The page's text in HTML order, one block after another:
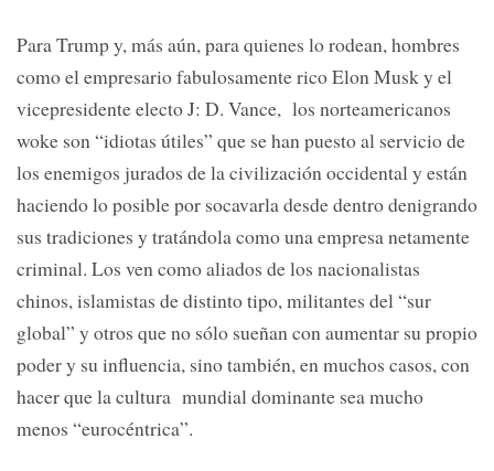
Para Trump y, más aún, para quienes lo rodean, hombres
como el empresario fabulosamente rico Elon Musk y el
vicepresidente electo J: D. Vance, los norteamericanos
woke son “idiotas útiles” que se han puesto al servicio de
los enemigos jurados de la civilización occidental y están
haciendo lo posible por socavarla desde dentro denigrando
sus tradiciones y tratándola como una empresa netamente
criminal. Los ven como aliados de los nacionalistas
chinos, islamistas de distinto tipo, militantes del “sur
global” y otros que no sólo sueñan con aumentar su propio
poder y su influencia, sino también, en muchos casos, con
hacer que la cultura mundial dominante sea mucho
menos “eurocéntrica”.